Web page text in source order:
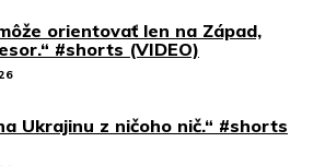
orientovať len na Západ,
#shorts (VIDEO)
Ukrajinu z ničoho nič.“ #shorts